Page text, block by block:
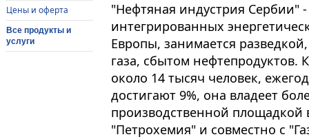
Цены и оферта
Все продукты и
услуги
"Нефтяная индустрия Сербии"
интегрированных
Европы, занимается
газа, сбытом нефтепродуктов.
около 14 тысяч человек,
достигают 9%, она владеет
производственной
"Петрохемия" и совместно с